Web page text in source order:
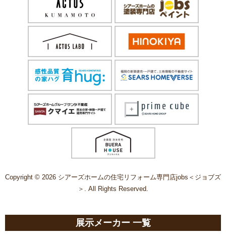
Copyright © 2026 シアーズホームの住宅リフォーム専門店jobs＜ジョブズ
＞. All Rights Reserved.
展示メーカー 一覧